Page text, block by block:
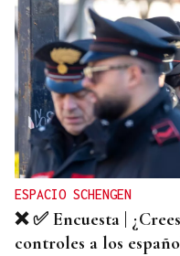
ESPACIO SCHENGEN
❌ ✅ Encuesta |
controles a los